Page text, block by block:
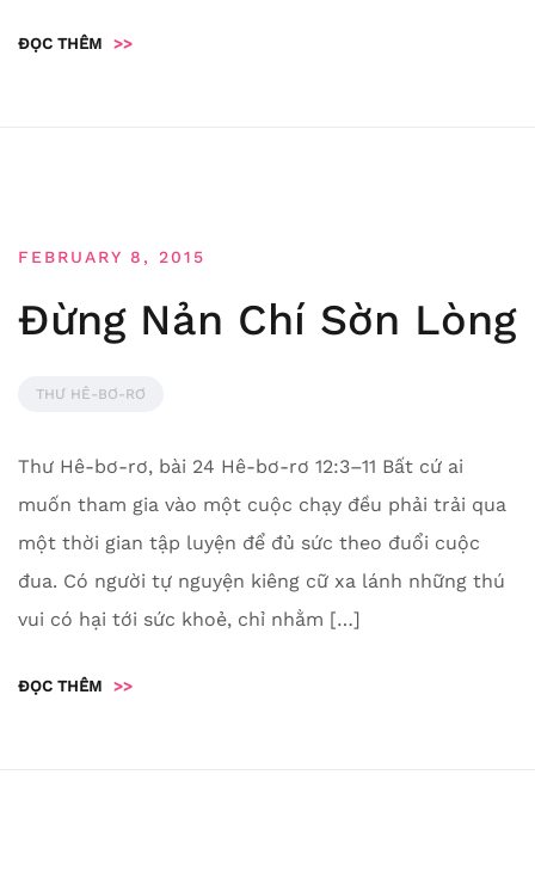
ĐỌC THÊM >>
FEBRUARY 8, 2015
Đừng Nản Chí Sờn Lòng
THƯ HÊ-BƠ-RƠ
Thư Hê-bơ-rơ, bài 24 Hê-bơ-rơ 12:3–11 Bất cứ ai
muốn tham gia vào một cuộc chạy đều phải trải qua
một thời gian tập luyện để đủ sức theo đuổi cuộc
đua. Có người tự nguyện kiêng cữ xa lánh những thú
vui có hại tới sức khoẻ, chỉ nhằm […]
ĐỌC THÊM >>